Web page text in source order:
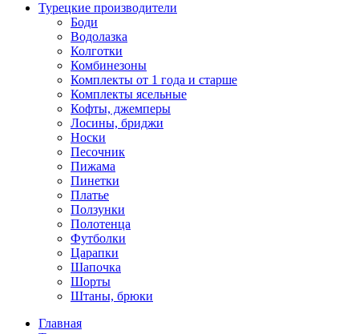
Турецкие производители
Боди
Водолазка
Колготки
Комбинезоны
Комплекты от 1 года и старше
Комплекты ясельные
Кофты, джемперы
Лосины, бриджи
Носки
Песочник
Пижама
Пинетки
Платье
Ползунки
Полотенца
Футболки
Царапки
Шапочка
Шорты
Штаны, брюки
Главная